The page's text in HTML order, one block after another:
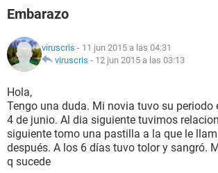
NUTRICIÓN
BIENESTAR
SEXUALIDAD
GLOSARIO
Embarazo
viruscris - 11 jun 2015 a las 04:31
viruscris - 12 jun 2015 a las 03:13
Hola,
Tengo una duda. Mi novia tuvo su periodo
4 de junio. Al dia siguiente tuvimos
siguiente tomo una pastilla a la que le
después. A los 6 días tuvo tolor y sangró.
q sucede